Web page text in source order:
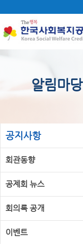
알림마당
공지사항
회관동향
공제회 뉴스
회의록 공개
이벤트